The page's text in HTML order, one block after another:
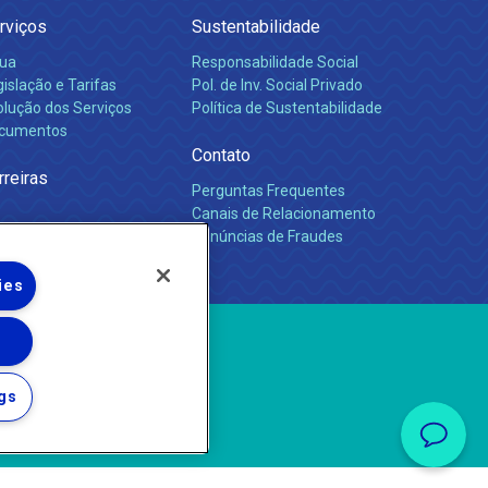
e Tarifas
dos Serviços
Sustentabilidade
Responsabilidade Social
Pol. de Inv. Social Privado
Política de Sustentabilidade
Contato
Perguntas Frequentes
Canais de Relacionamento
Denúncias de Fraudes